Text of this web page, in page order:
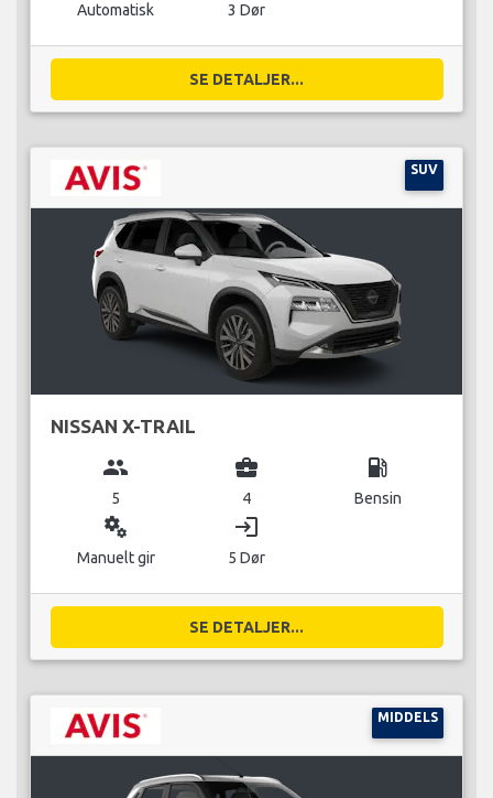
Automatisk 3 Dør
SE DETALJER...
SUV
NISSAN X-TRAIL
group
5
business_center
4
local_gas_station
Bensin
miscellaneous_services
Manuelt gir
login
5 Dør
SE DETALJER...
MIDDELS